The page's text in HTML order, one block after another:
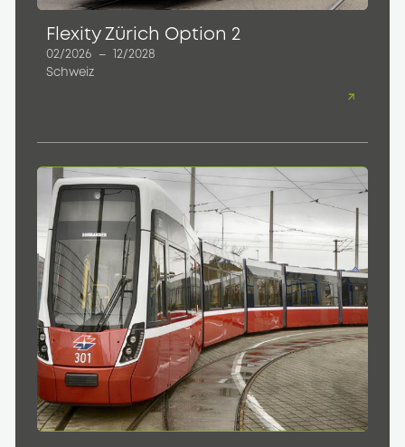
Flexity Zürich Option 2
02/2026 –
12/2028
Schweiz